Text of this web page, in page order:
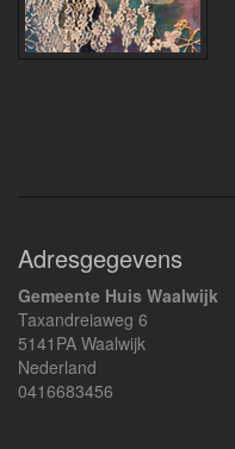
Adresgegevens
Gemeente Huis Waalwijk
Taxandreiaweg 6
5141PA Waalwijk
Nederland
0416683456